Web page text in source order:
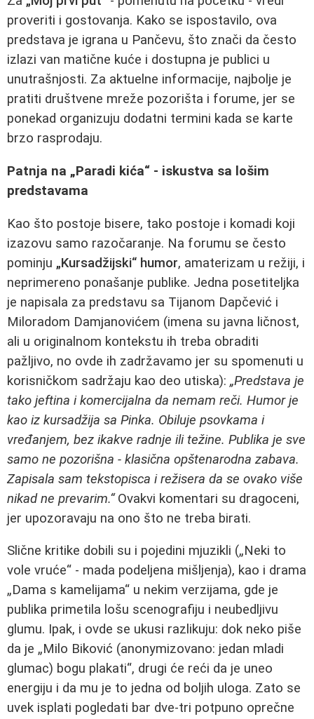
proveriti i gostovanja. Kako se ispostavilo, ova
predstava je igrana u Pančevu, što znači da često
izlazi van matične kuće i dostupna je publici u
unutrašnjosti. Za aktuelne informacije, najbolje je
pratiti društvene mreže pozorišta i forume, jer se
ponekad organizuju dodatni termini kada se karte
brzo rasprodaju.
Patnja na „Paradi kića“ - iskustva sa lošim
predstavama
Kao što postoje bisere, tako postoje i komadi koji
izazovu samo razočaranje. Na forumu se često
pominju „Kursadžijski“ humor, amaterizam u režiji, i
neprimereno ponašanje publike. Jedna posetiteljka
je napisala za predstavu sa Tijanom Dapčević i
Miloradom Damjanovićem (imena su javna ličnost,
ali u originalnom kontekstu ih treba obraditi
pažljivo, no ovde ih zadržavamo jer su spomenuti u
korisničkom sadržaju kao deo utiska): „Predstava je
tako jeftina i komercijalna da nemam reči. Humor je
kao iz kursadžija sa Pinka. Obiluje psovkama i
vređanjem, bez ikakve radnje ili težine. Publika je sve
samo ne pozorišna - klasična opštenarodna zabava.
Zapisala sam tekstopisca i režisera da se ovako više
nikad ne prevarim.“Ovakvi komentari su dragoceni,
jer upozoravaju na ono što ne treba birati.
Slične kritike dobili su i pojedini mjuzikli („Neki to
vole vruće“ - mada podeljena mišljenja), kao i drama
„Dama s kamelijama“ u nekim verzijama, gde je
publika primetila lošu scenografiju i neubedljivu
glumu. Ipak, i ovde se ukusi razlikuju: dok neko piše
da je „Milo Biković (anonymizovano: jedan mladi
glumac) bogu plakati“, drugi će reći da je uneo
energiju i da mu je to jedna od boljih uloga. Zato se
uvek isplati pogledati bar dve-tri potpuno oprečne